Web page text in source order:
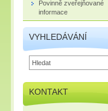
Povinně zveřejňované
informace
VYHLEDÁVÁNÍ
KONTAKT